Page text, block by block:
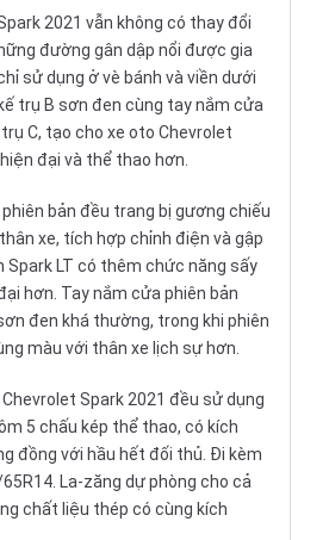
2021 vẫn không có thay đổi
đường gân dập nổi được gia
sử dụng ở vè bánh và viền dưới
trụ B sơn đen cùng tay nắm cửa
C, tạo cho xe oto Chevrolet
đại và thể thao hơn.
bản đều trang bị gương chiếu
xe, tích hợp chỉnh điện và gập
Spark LT có thêm chức năng sấy
hơn. Tay nắm cửa phiên bản
đen khá thường, trong khi phiên
màu với thân xe lịch sự hơn.
Spark 2021 đều sử dụng
5 chấu kép thể thao, có kích
đồng với hầu hết đối thủ. Đi kèm
La-zăng dự phòng cho cả
chất liệu thép có cùng kích